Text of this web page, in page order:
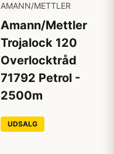
AMANN/METTLER
Amann/Mettler
Trojalock 120
Overlocktråd
71792 Petrol -
2500m
UDSALG